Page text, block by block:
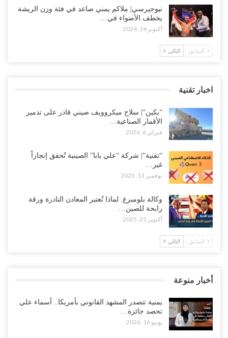
نيوجيرسي| ملاكم يمني صاعد في فئة وزن الريشة
يخطف الأضواء في…
أكتوبر 14, 2024
السابق التالي
اخبار تقنية
“بكين“| سلاح ميكروويف صيني قادر على تدمير
الأقمار الصناعية…
فبراير 6, 2026
“تقنية“| شركة “علي بابا” الصينية تُحقق إنجازاً
غير…
نوفمبر 13, 2025
وكالة بلومبرغ: لماذا تُعتبر المعادن النادرة ورقة
رابحة للصين…
أكتوبر 31, 2025
السابق التالي
أخبار منوعة
يمنية تتصدر المشهد القانوني بأمريكا.. أسماء علي
تحصد جائزة…
يونيو 16, 2026